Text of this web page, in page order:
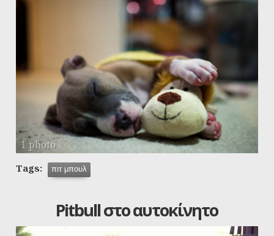
1 photo
Tags: πιτ μπουλ
Pitbull στο αυτοκίνητο